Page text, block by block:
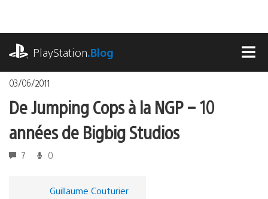
contenu
PlayStation.Blog
03/06/2011
De Jumping Cops à la NGP – 10
années de Bigbig Studios
7 0
Guillaume Couturier